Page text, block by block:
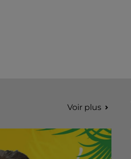
Voir plus